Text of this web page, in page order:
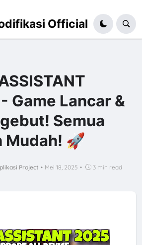
Official
Game Lancar &
Semua
Mudah! 🚀
Project • Mei 18, 2025 •
3 min read